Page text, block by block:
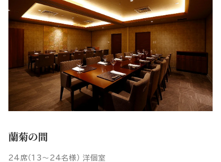
蘭菊の間
24席（13～24名様） 洋個室